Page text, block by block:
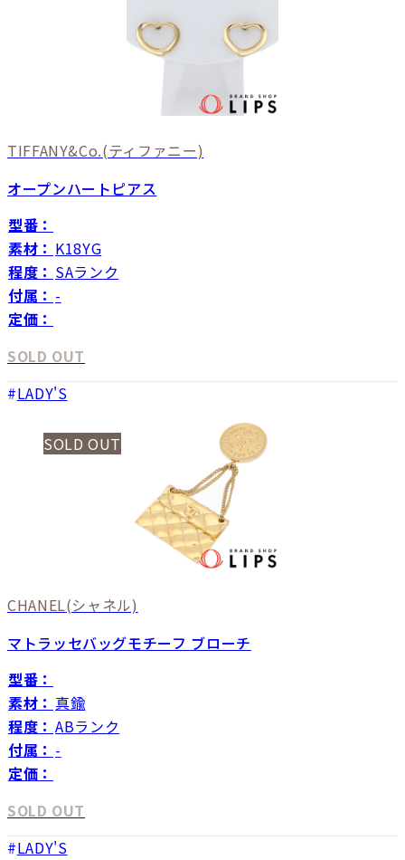
TIFFANY&Co.(ティファニー)
オープンハートピアス
型番：
素材： K18YG
程度： SAランク
付属： -
定価：
SOLD OUT
LADY'S
SOLD OUT
CHANEL(シャネル)
マトラッセバッグモチーフ ブローチ
型番：
素材： 真鍮
程度： ABランク
付属： -
定価：
SOLD OUT
LADY'S